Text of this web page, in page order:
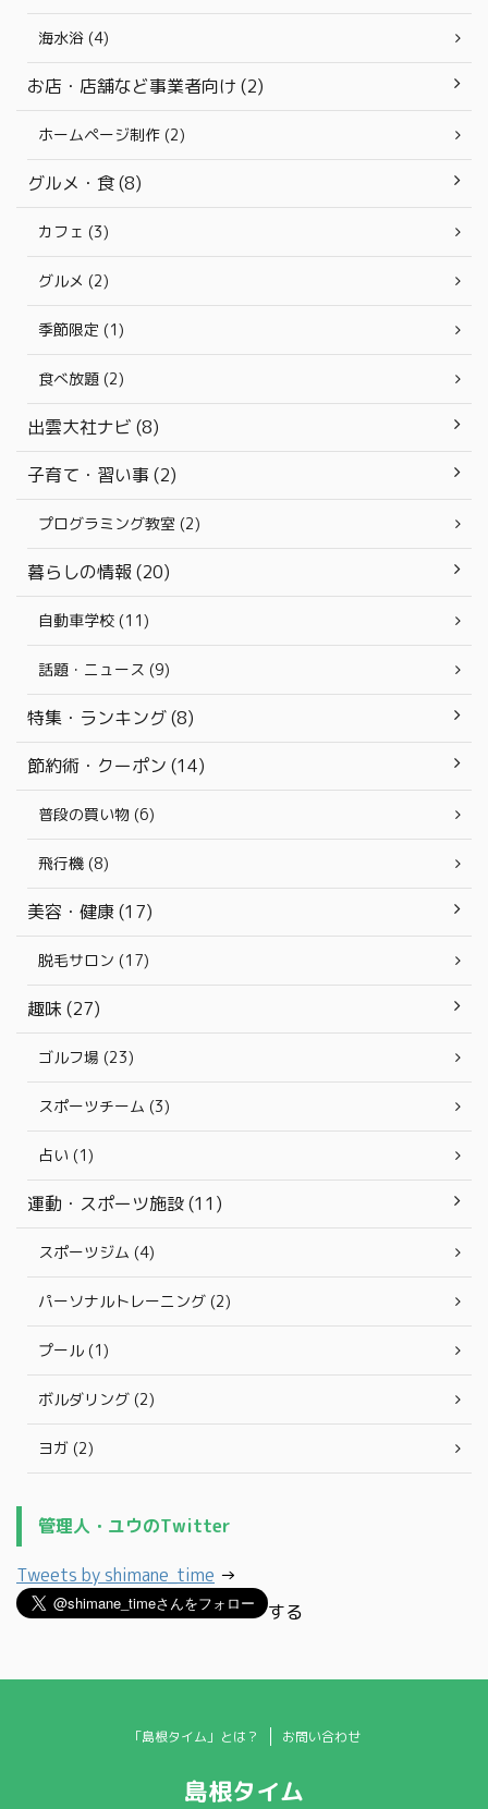
海水浴 (4)
お店・店舗など事業者向け (2)
ホームページ制作 (2)
グルメ・食 (8)
カフェ (3)
グルメ (2)
季節限定 (1)
食べ放題 (2)
出雲大社ナビ (8)
子育て・習い事 (2)
プログラミング教室 (2)
暮らしの情報 (20)
自動車学校 (11)
話題・ニュース (9)
特集・ランキング (8)
節約術・クーポン (14)
普段の買い物 (6)
飛行機 (8)
美容・健康 (17)
脱毛サロン (17)
趣味 (27)
ゴルフ場 (23)
スポーツチーム (3)
占い (1)
運動・スポーツ施設 (11)
スポーツジム (4)
パーソナルトレーニング (2)
プール (1)
ボルダリング (2)
ヨガ (2)
管理人・ユウのTwitter
Tweets by shimane_time →
する
「島根タイム」とは？ お問い合わせ
島根タイム